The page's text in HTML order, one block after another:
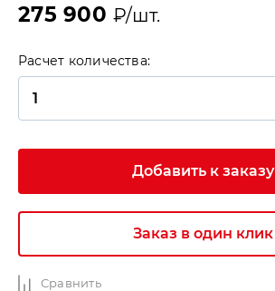
275 900₽/шт.
Расчет количества:
Добавить к заказу
Заказ в один клик
Сравнить